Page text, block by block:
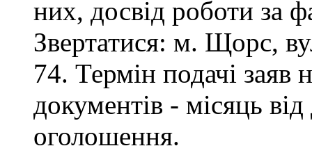
них, досвід роботи за
Звертатися: м. Щорс,
74. Термін подачі заяв
документів - місяць
оголошення.